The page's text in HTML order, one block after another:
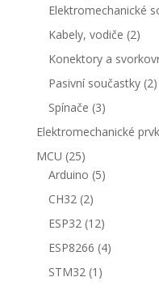
Elektromechanické
Kabely, vodiče 22
Konektory a
Pasivní součastky 22
Spínače 33
produkty
Elektromechanické
MCU 2525
produktů
Arduino 55
CH32 22
produkty
ESP32 1212
produktů
ESP8266 44
STM32 1 1